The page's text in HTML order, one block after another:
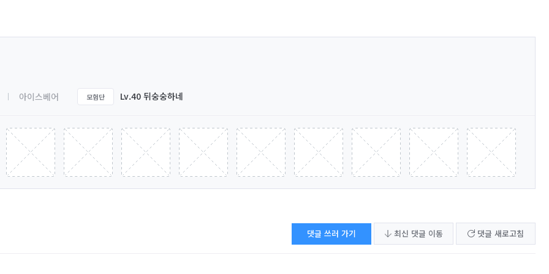
아이스베어 모험단 Lv.40 뒤숭숭하네
댓글 쓰러 가기 최신 댓글 이동 댓글 새로고침